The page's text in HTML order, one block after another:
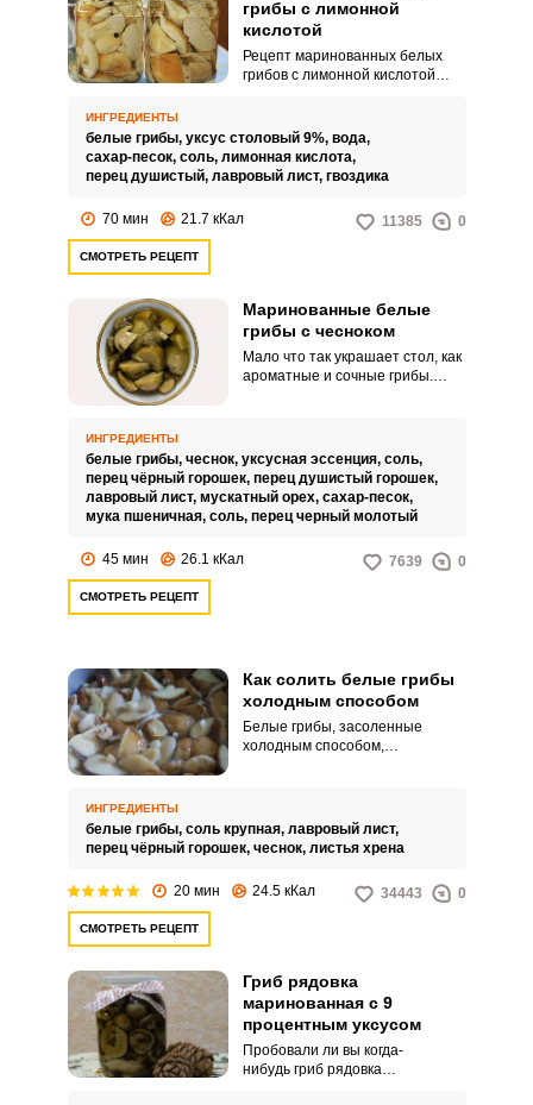
грибы с лимонной
кислотой
Рецепт маринованных белых
грибов с лимонной кислотой
грибами в холодное время года,
и при этом не хочет тратить на
их заготовку много времени и
ароматные маринованные
ИНГРЕДИЕНТЫ
белые грибы, уксус столовый 9%, вода,
сахар-песок, соль, лимонная кислота,
перец душистый, лавровый лист, гвоздика
70 мин 21.7 кКал 11385 0
СМОТРЕТЬ РЕЦЕПТ
Маринованные белые
грибы с чесноком
Мало что так украшает стол, как
ароматные и сочные грибы.
гостей за столом.
ИНГРЕДИЕНТЫ
белые грибы, чеснок, уксусная эссенция, соль,
перец чёрный горошек, перец душистый горошек,
лавровый лист, мускатный орех, сахар-песок,
мука пшеничная, соль, перец черный молотый
45 мин 26.1 кКал 7639 0
СМОТРЕТЬ РЕЦЕПТ
Как солить белые грибы
холодным способом
Белые грибы, засоленные
холодным способом,
уксусная, а текстура хрустящая,
плотная, характерная для
солений.
ИНГРЕДИЕНТЫ
белые грибы, соль крупная, лавровый лист,
перец чёрный горошек, чеснок, листья хрена
20 мин 24.5 кКал 34443 0
СМОТРЕТЬ РЕЦЕПТ
Гриб рядовка
маринованная с 9
процентным уксусом
Пробовали ли вы когда-
нибудь гриб рядовка